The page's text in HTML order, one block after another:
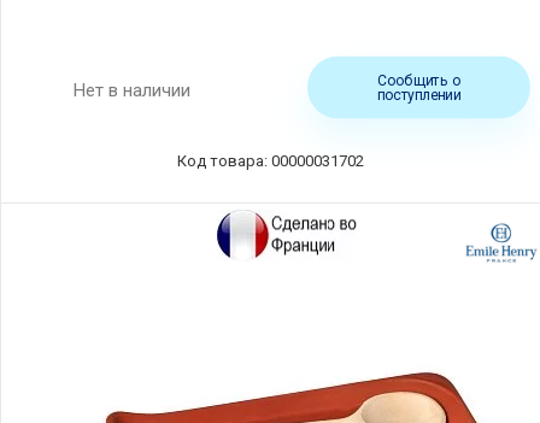
Нет в наличии
Сообщить о
поступлении
Код товара: 00000031702